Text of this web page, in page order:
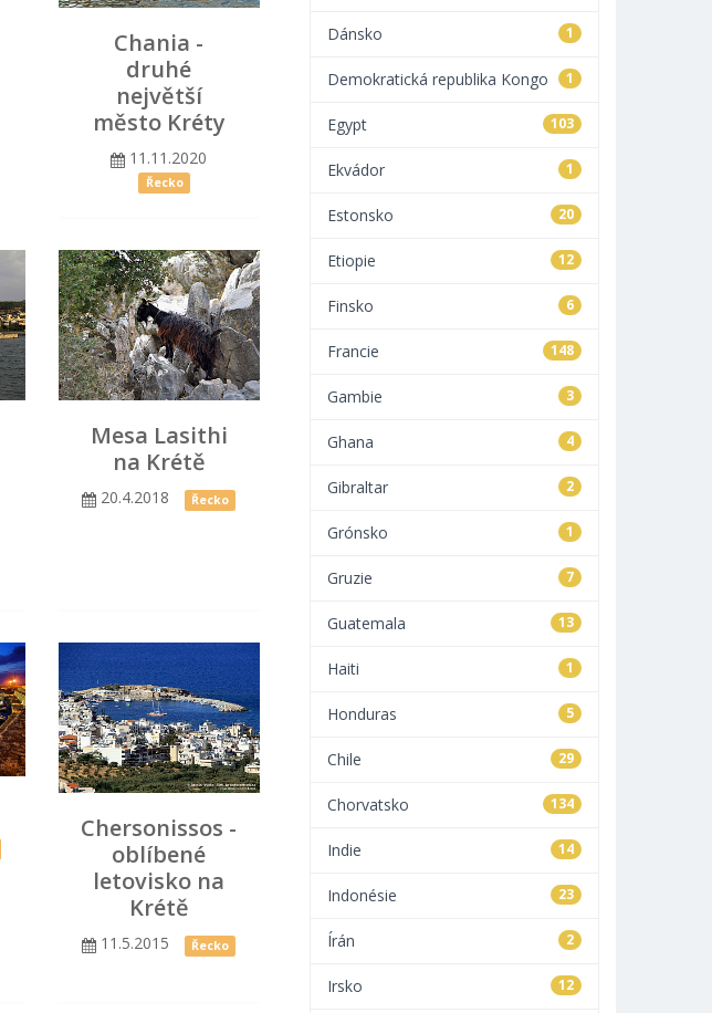
Chania -
druhé
největší
město Kréty
11.11.2020
Řecko
Mesa Lasithi
na Krétě
20.4.2018 Řecko
Chersonissos -
oblíbené
letovisko na
Krétě
11.5.2015 Řecko
1
Dánsko
1
Demokratická republika Kongo
103
Egypt
1
Ekvádor
20
Estonsko
12
Etiopie
6
Finsko
148
Francie
3
Gambie
4
Ghana
2
Gibraltar
1
Grónsko
7
Gruzie
13
Guatemala
1
Haiti
5
Honduras
29
Chile
134
Chorvatsko
14
Indie
23
Indonésie
2
Írán
12
Irsko